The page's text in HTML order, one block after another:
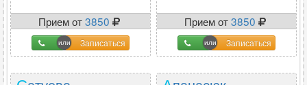
Прием от3850
Записаться
Прием от3850
Записаться